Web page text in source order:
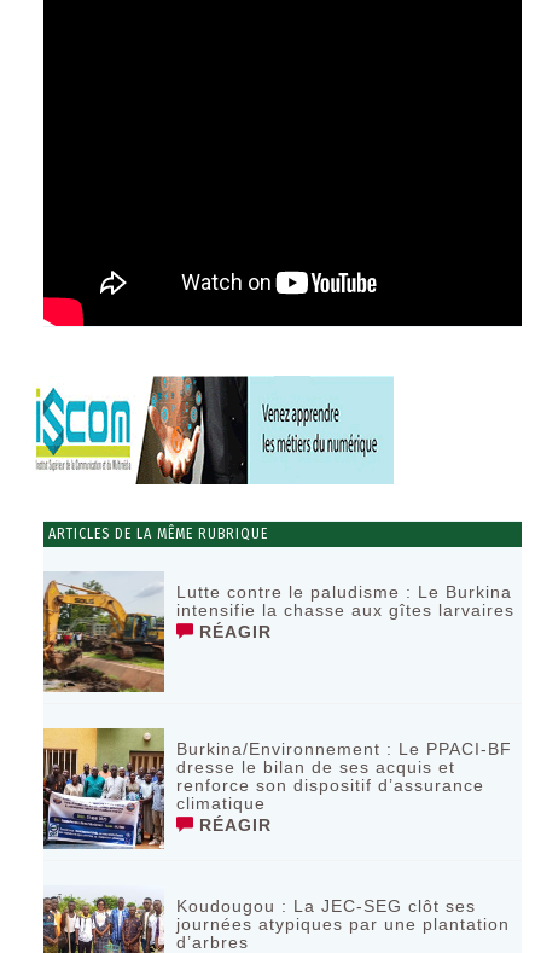
ARTICLES DE LA MÊME RUBRIQUE
Lutte contre le paludisme : Le Burkina
intensifie la chasse aux gîtes larvaires ‎
RÉAGIR
Burkina/Environnement : Le PPACI-BF
dresse le bilan de ses acquis et
renforce son dispositif d’assurance
climatique
RÉAGIR
Koudougou : La JEC-SEG clôt ses
journées atypiques par une plantation
d’arbres